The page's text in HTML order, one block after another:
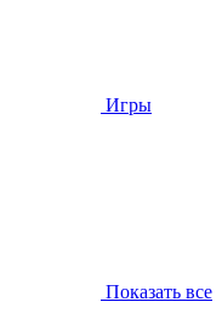
Игры
Показать все